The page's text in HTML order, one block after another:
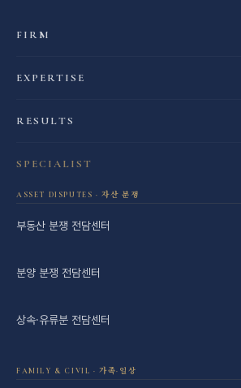
FIRM
EXPERTISE
RESULTS
SPECIALIST
ASSET DISPUTES · 자산 분쟁
부동산 분쟁 전담센터
분양 분쟁 전담센터
상속·유류분 전담센터
FAMILY & CIVIL · 가족·일상